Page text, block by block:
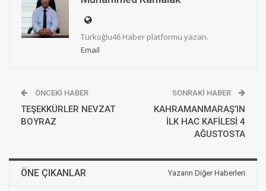
Türkoğlu46 Haber platformu yazarı.
Email
ÖNCEKI HABER
TEŞEKKÜRLER NEVZAT
BOYRAZ
SONRAKI HABER
KAHRAMANMARAŞ’IN
İLK HAC KAFİLESİ 4
AĞUSTOSTA
ÖNE ÇIKANLAR Yazarın Diğer Haberleri